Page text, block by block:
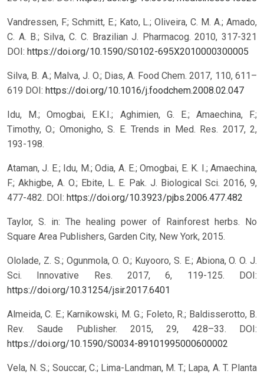
Vandressen, F.; Schmitt, E.; Kato, L.; Oliveira, C. M. A.; Amado,
C. A. B.; Silva, C. C. Brazilian J. Pharmacog. 2010, 317-321
DOI: https://doi.org/10.1590/S0102-695X2010000300005
Silva, B. A.; Malva, J. O.; Dias, A. Food Chem. 2017, 110, 611–
619 DOI: https://doi.org/10.1016/j.foodchem.2008.02.047
Idu, M.; Omogbai, E.K.I.; Aghimien, G. E.; Amaechina, F.;
Timothy, O.; Omonigho, S. E. Trends in Med. Res. 2017, 2,
193-198.
Ataman, J. E.; Idu, M.; Odia, A. E.; Omogbai, E. K. I.; Amaechina,
F.; Akhigbe, A. O.; Ebite, L. E. Pak. J. Biological Sci. 2016, 9,
477-482. DOI: https://doi.org/10.3923/pjbs.2006.477.482
Taylor, S. in: The healing power of Rainforest herbs. No
Square Area Publishers, Garden City, New York, 2015.
Ololade, Z. S.; Ogunmola, O. O.; Kuyooro, S. E.; Abiona, O. O. J.
Sci. Innovative Res. 2017, 6, 119-125. DOI:
https://doi.org/10.31254/jsir.2017.6401
Almeida, C. E.; Karnikowski, M. G.; Foleto, R.; Baldisserotto, B.
Rev. Saude Publisher. 2015, 29, 428–33. DOI:
https://doi.org/10.1590/S0034-89101995000600002
Vela, N. S.; Souccar, C.; Lima-Landman, M. T.; Lapa, A. T. Planta